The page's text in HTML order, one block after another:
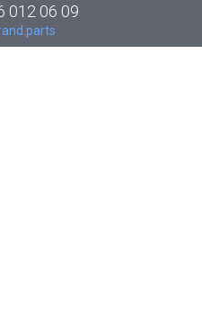
012 06 09